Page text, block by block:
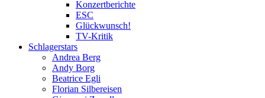
Konzertberichte
ESC
Glückwunsch!
TV-Kritik
Schlagerstars
Andrea Berg
Andy Borg
Beatrice Egli
Florian Silbereisen